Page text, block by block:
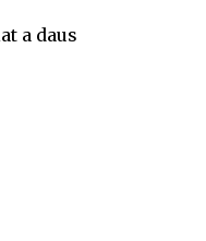
a daus